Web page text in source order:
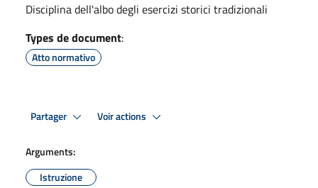
Disciplina dell'albo degli esercizi storici tradizionali
Types de document:
Atto normativo
Partager Voir actions
Arguments:
Istruzione